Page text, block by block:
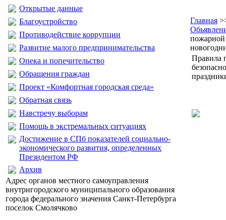
Открытые данные
Благоустройство
Противодействие коррупции
Развитие малого предпринимательства
Опека и попечительство
Обращения граждан
Проект «Комфортная городская среда»
Обратная связь
Навстречу выборам
Помощь в экстремальных ситуациях
Достижение в СПб показателей социально-
экономического развития, определенных
Президентом РФ
Архив
Адрес органов местного самоуправления
внутригородского муниципального образования
города федерального значения Санкт-Петербурга
поселок Смолячково
Главная
пожарной
Правила